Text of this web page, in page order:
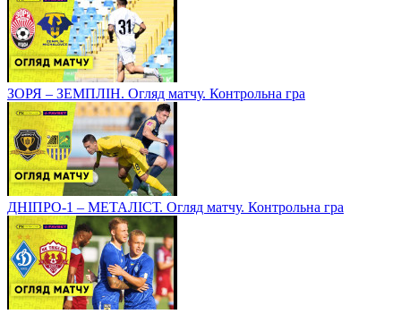
ЗОРЯ – ЗЕМПЛІН. Огляд матчу. Контрольна гра
ДНІПРО-1 – МЕТАЛІСТ. Огляд матчу. Контрольна гра